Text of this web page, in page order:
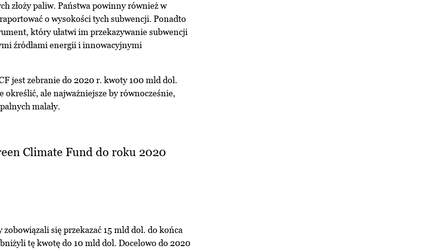
złoży paliw. Państwa powinny również w
o wysokości tych subwencji. Ponadto
który ułatwi im przekazywanie subwencji
źródłami energii i innowacyjnymi
jest zebranie do 2020 r. kwoty 100 mld dol.
określić, ale najważniejsze by równocześnie,
malały.
Climate Fund do roku 2020
się przekazać 15 mld dol. do końca
tę kwotę do 10 mld dol. Docelowo do 2020